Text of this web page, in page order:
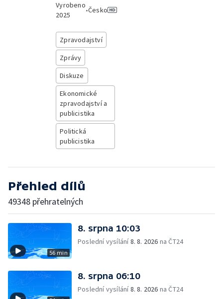
Vyrobeno
2025
•Česko
Zpravodajství
Zprávy
Diskuze
Ekonomické
zpravodajství a
publicistika
Politická
publicistika
Přehled dílů
49348 přehratelných
56 min
8. srpna 10:03
Poslední vysílání8. 8. 2026 na ČT24
8. srpna 06:10
Poslední vysílání8. 8. 2026 na ČT24